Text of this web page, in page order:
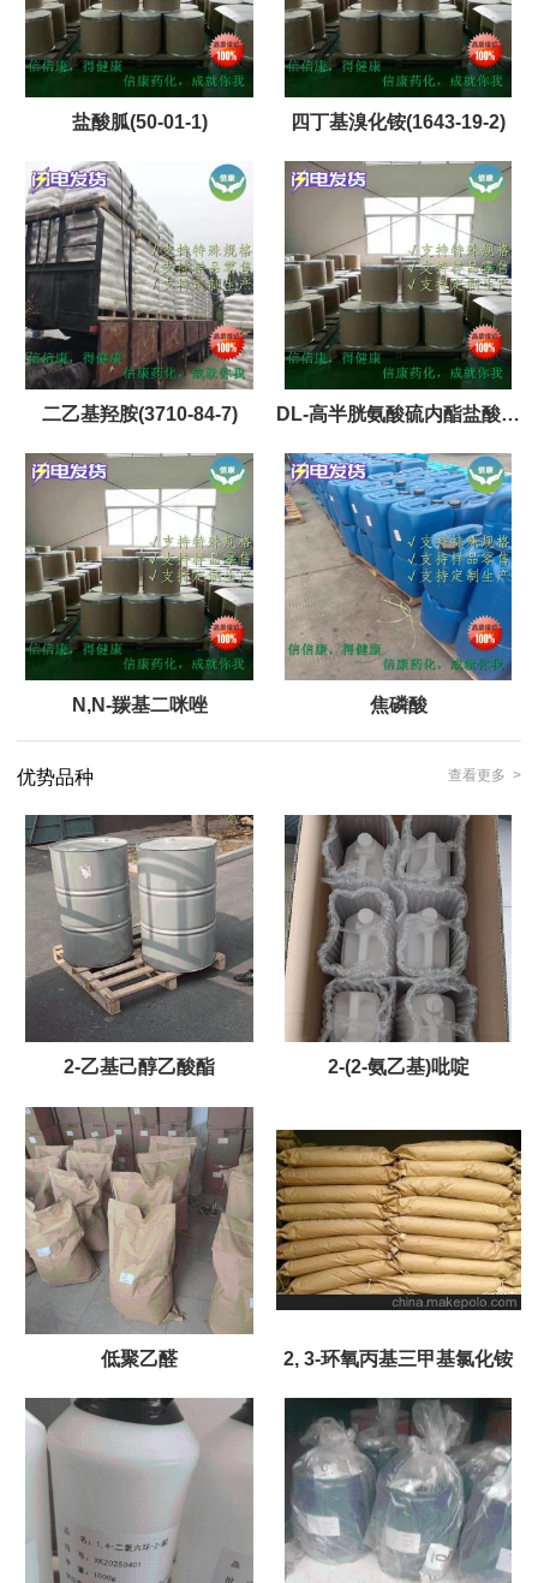
盐酸胍(50-01-1) 四丁基溴化铵(1643-19-2)
二乙基羟胺(3710-84-7) DL-高半胱氨酸硫内酯盐酸盐
(6038-19-3)
N,N-羰基二咪唑 焦磷酸
优势品种 查看更多 >
2-乙基己醇乙酸酯 2-(2-氨乙基)吡啶
低聚乙醛 2, 3-环氧丙基三甲基氯化铵